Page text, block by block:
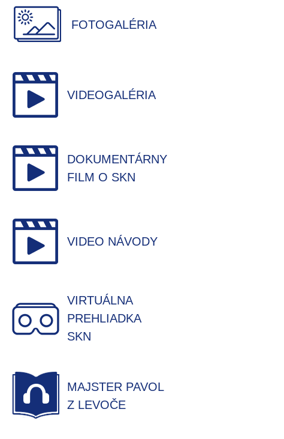
FOTOGALÉRIA
VIDEOGALÉRIA
DOKUMENTÁRNY
FILM O SKN
VIDEO NÁVODY
VIRTUÁLNA
PREHLIADKA
SKN
MAJSTER PAVOL
Z LEVOČE